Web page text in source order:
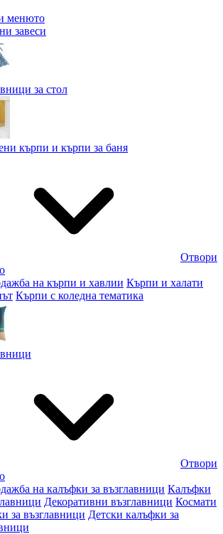
менюто
завеси
за стол
кърпи и кърпи за баня
Отвори
на кърпи и хавлии Кърпи и халати
Кърпи с коледна тематика
Отвори
на калъфки за възглавници Калъфки
Декоративни възглавници Космати
за възглавници Детски калъфки за